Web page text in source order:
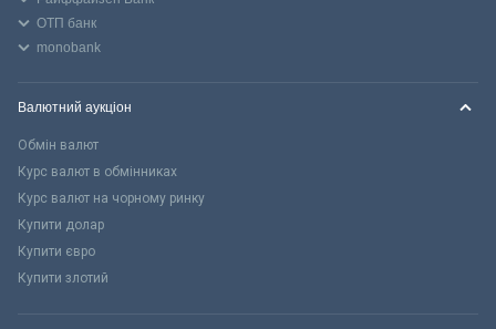
ОТП банк
monobank
Валютний аукціон
Обмін валют
Курс валют в обмінниках
Курс валют на чорному ринку
Купити долар
Купити євро
Купити злотий